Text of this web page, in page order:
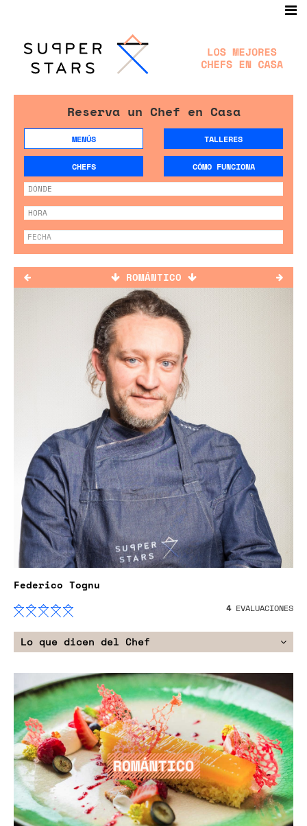
Reserva un Chef en Casa
MENÚS TALLERES
CHEFS CÓMO FUNCIONA
ROMÁNTICO
Federico Tognu
4EVALUACIONES
Lo que dicen del Chef